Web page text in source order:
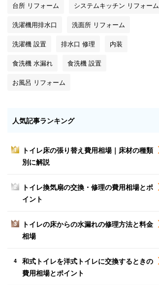
台所 リフォーム システムキッチン リフォーム
洗濯機用排水口 洗面所 リフォーム
洗濯機 設置 排水口 修理 内装
食洗機 水漏れ 食洗機 設置
お風呂 リフォーム
人気記事ランキング
1
トイレ床の張り替え費用相場｜床材の種類
別に解説
2
トイレ換気扇の交換・修理の費用相場とポ
イント
3
トイレの床からの水漏れの修理方法と料金
相場
4
和式トイレを洋式トイレに交換するときの
費用相場とポイント